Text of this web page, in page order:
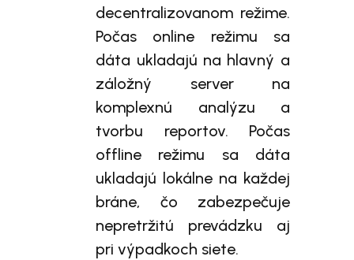
decentralizovanom režime.
Počas online režimu sa
dáta ukladajú na hlavný a
záložný server na
komplexnú analýzu a
tvorbu reportov. Počas
offline režimu sa dáta
ukladajú lokálne na každej
bráne, čo zabezpečuje
nepretržitú prevádzku aj
pri výpadkoch siete.